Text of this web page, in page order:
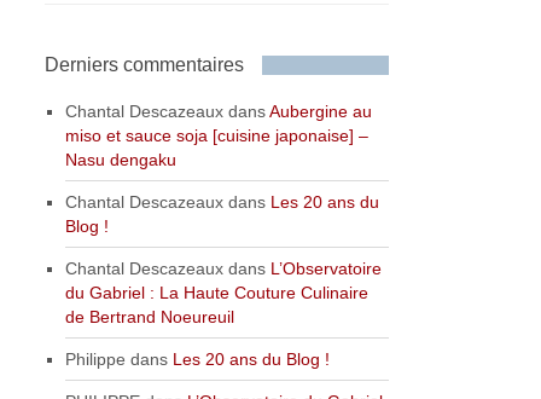
Derniers commentaires
Chantal Descazeaux dansAubergine au
miso et sauce soja [cuisine japonaise] –
Nasu dengaku
Chantal Descazeaux dans Les 20 ans du
Blog !
Chantal Descazeaux dans L’Observatoire
du Gabriel : La Haute Couture Culinaire
de Bertrand Noeureuil
Philippe dans Les 20 ans du Blog !